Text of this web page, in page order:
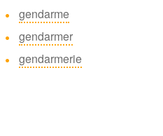
gendarme
gendarmer
gendarmerie